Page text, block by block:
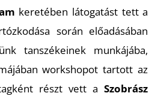
keretében látogatást tett a
során előadásában
tanszékeinek munkájába,
workshopot tartott az
részt vett aSzobrász